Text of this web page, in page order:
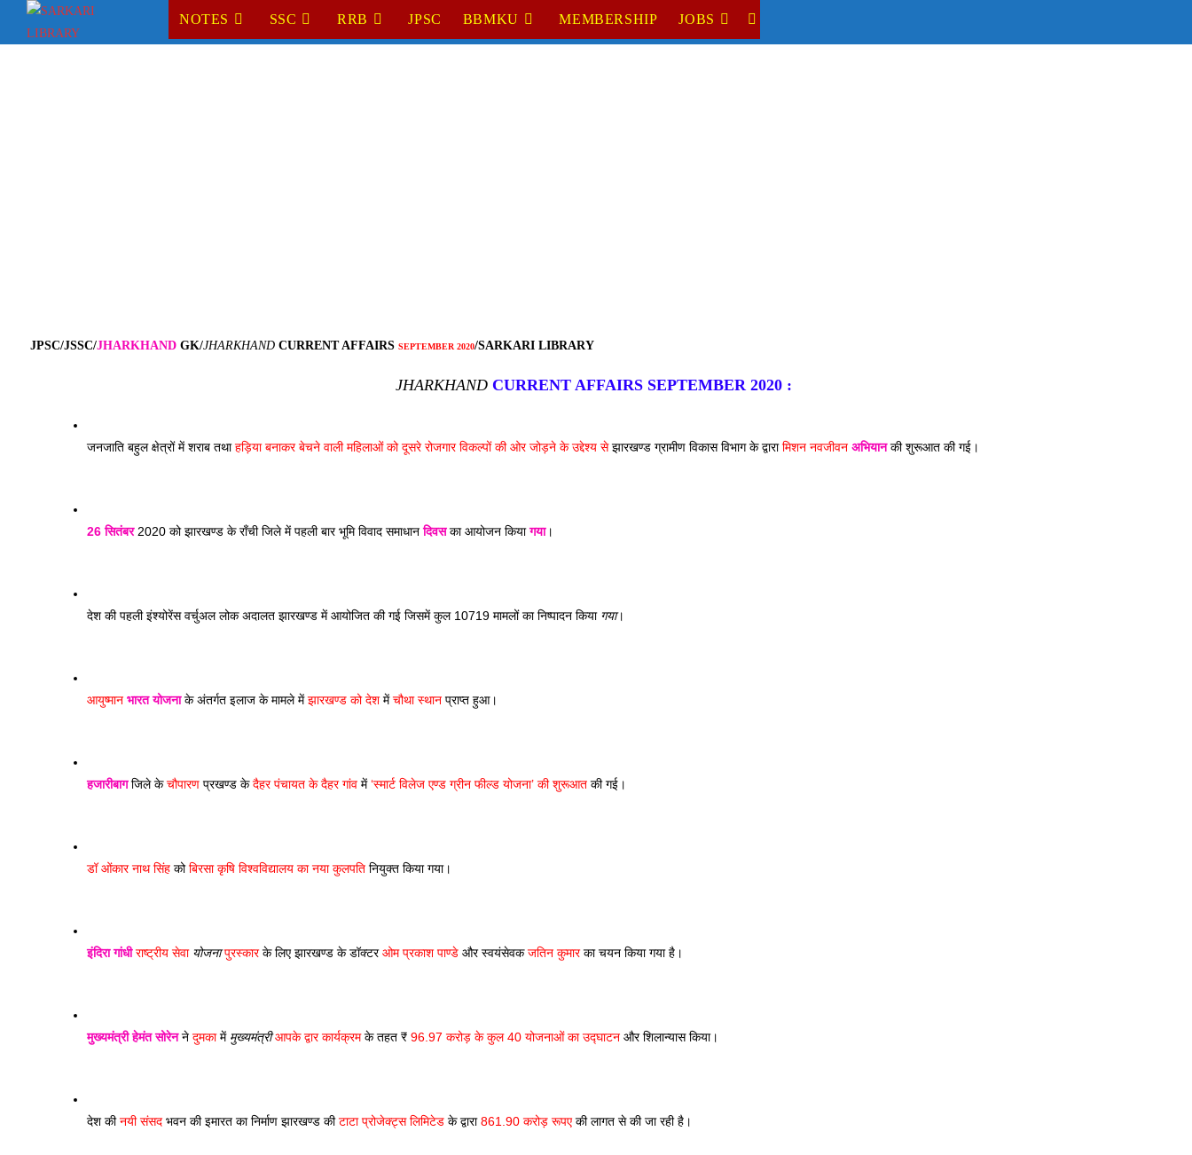
NOTES SSC RRB JPSC BBMKU MEMBERSHIP JOBS
JPSC/JSSC/JHARKHAND GK/JHARKHAND CURRENT AFFAIRS SEPTEMBER 2020/SARKARI LIBRARY
JHARKHAND CURRENT AFFAIRS SEPTEMBER 2020 :
जनजाति बहुल क्षेत्रों में शराब तथा हड़िया बनाकर बेचने वाली महिलाओं को दूसरे रोजगार विकल्पों की ओर जोड़ने के उद्देश्य से झारखण्ड ग्रामीण विकास विभाग के द्वारा मिशन नवजीवन अभियान की शुरूआत की गई।
26 सितंबर 2020 को झारखण्ड के राँची जिले में पहली बार भूमि विवाद समाधान दिवस का आयोजन किया गया।
देश की पहली इंश्योरेंस वर्चुअल लोक अदालत झारखण्ड में आयोजित की गई जिसमें कुल 10719 मामलों का निष्पादन किया गया।
आयुष्मान भारत योजना के अंतर्गत इलाज के मामले में झारखण्ड को देश में चौथा स्थान प्राप्त हुआ।
हजारीबाग जिले के चौपारण प्रखण्ड के दैहर पंचायत के दैहर गांव में ‘स्मार्ट विलेज एण्ड ग्रीन फील्ड योजना’ की शुरूआत की गई।
डॉ ओंकार नाथ सिंह को बिरसा कृषि विश्वविद्यालय का नया कुलपति नियुक्त किया गया।
इंदिरा गांधी राष्ट्रीय सेवा योजना पुरस्कार के लिए झारखण्ड के डॉक्टर ओम प्रकाश पाण्डे और स्वयंसेवक जतिन कुमार का चयन किया गया है।
मुख्यमंत्री हेमंत सोरेन ने दुमका में मुख्यमंत्री आपके द्वार कार्यक्रम के तहत ₹ 96.97 करोड़ के कुल 40 योजनाओं का उद्घाटन और शिलान्यास किया।
देश की नयी संसद भवन की इमारत का निर्माण झारखण्ड की टाटा प्रोजेक्ट्स लिमिटेड के द्वारा 861.90 करोड़ रूपए की लागत से की जा रही है।